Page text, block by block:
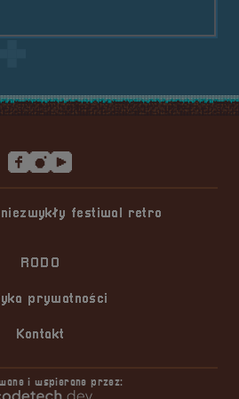
After Party Festiwalu
festiwal retro
RODO
prywatności
Kontakt
i wspierane przez: